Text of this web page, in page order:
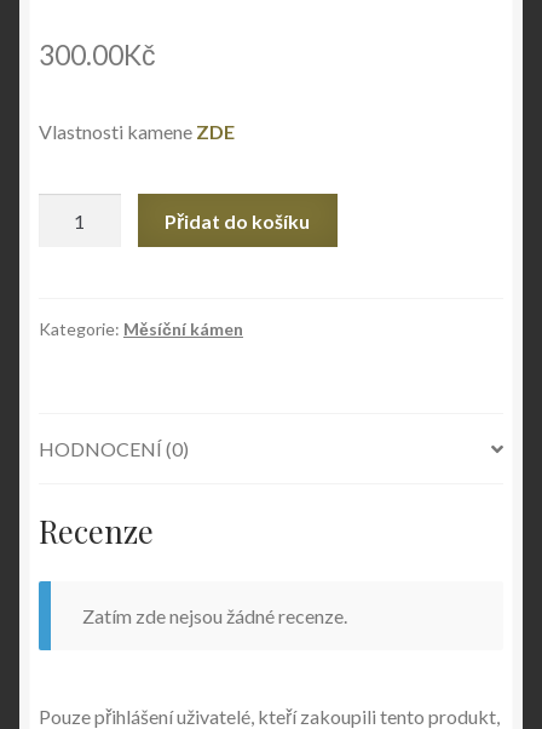
300.00Kč
Vlastnosti kamene ZDE
Přidat do košíku
Kategorie: Měsíční kámen
HODNOCENÍ (0)
Recenze
Zatím zde nejsou žádné recenze.
Pouze přihlášení uživatelé, kteří zakoupili tento produkt,